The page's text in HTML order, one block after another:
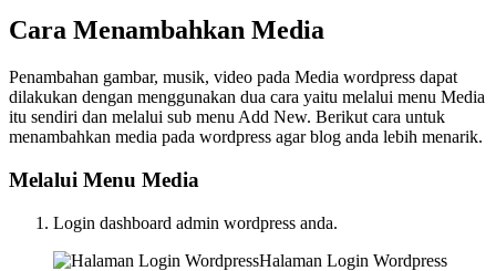
Cara Menambahkan Media
Penambahan gambar, musik, video pada Media wordpress dapat
dilakukan dengan menggunakan dua cara yaitu melalui menu Media
itu sendiri dan melalui sub menu Add New. Berikut cara untuk
menambahkan media pada wordpress agar blog anda lebih menarik.
Melalui Menu Media
Login dashboard admin wordpress anda.
Halaman Login Wordpress